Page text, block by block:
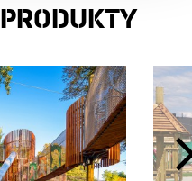
PRODUKTY